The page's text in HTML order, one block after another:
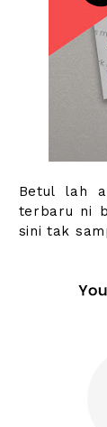
Betul lah
terbaru ni
sini tak